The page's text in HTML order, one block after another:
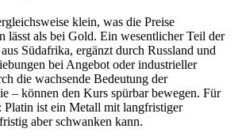
klein, was die Preise
lässt als bei Gold. Ein wesentlicher Teil der
Südafrika, ergänzt durch Russland und
bei Angebot oder industrieller
die wachsende Bedeutung der
– können den Kurs spürbar bewegen. Für
Platin ist ein Metall mit langfristiger
aber schwanken kann.